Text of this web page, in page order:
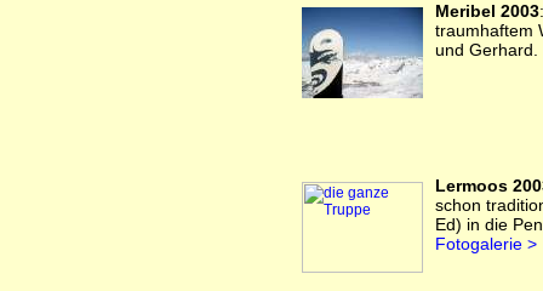
Meribel 2003
traumhaftem
und Gerhard.
Lermoos
schon
Ed) in die
Fotogalerie >